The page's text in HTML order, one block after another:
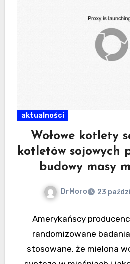
aktualności
Wołowe kotlety
kotletów sojowych
budowy masy
DrMoro 23
Amerykańscy
randomizowane
stosowane, że mielona